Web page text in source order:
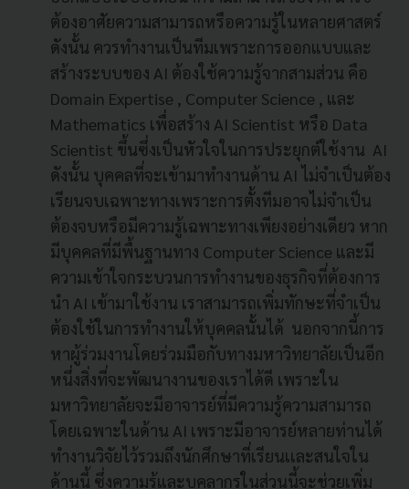
ต้องอาศัยความสามารถหรือความรู้ในหลายศาสตร์
ดังนั้น ควรทำงานเป็นทีมเพราะการออกแบบและ
สร้างระบบของ AI ต้องใช้ความรู้จากสามส่วน คือ
Domain Expertise , Computer Science , และ
Mathematics เพื่อสร้าง AI Scientist หรือ Data
Scientist ขึ้นซึ่งเป็นหัวใจในการประยุกต์ใช้งาน AI
ดังนั้น บุคคลที่จะเข้ามาทำงานด้าน AI ไม่จำเป็นต้อง
เรียนจบเฉพาะทางเพราะการตั้งทีมอาจไม่จำเป็น
ต้องจบหรือมีความรู้เฉพาะทางเพียงอย่างเดียว หาก
มีบุคคลที่มีพื้นฐานทาง Computer Science และมี
ความเข้าใจกระบวนการทำงานของธุรกิจที่ต้องการ
นำ AI เข้ามาใช้งาน เราสามารถเพิ่มทักษะที่จำเป็น
ต้องใช้ในการทำงานให้บุคคลนั้นได้ นอกจากนี้การ
หาผู้ร่วมงานโดยร่วมมือกับทางมหาวิทยาลัยเป็นอีก
หนึ่งสิ่งที่จะพัฒนางานของเราได้ดี เพราะใน
มหาวิทยาลัยจะมีอาจารย์ที่มีความรู้ความสามารถ
โดยเฉพาะในด้าน AI เพราะมีอาจารย์หลายท่านได้
ทำงานวิจัยไว้รวมถึงนักศึกษาที่เรียนเเละสนใจใน
ด้านนี้ ซึ่งความรู้และบุคลากรในส่วนนี้จะช่วยเพิ่ม